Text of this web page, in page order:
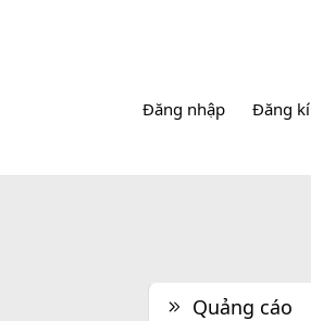
Đăng nhập Đăng kí
Quảng cáo